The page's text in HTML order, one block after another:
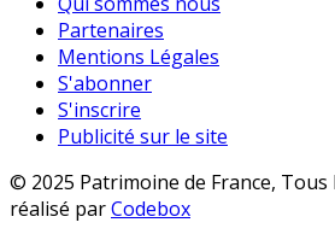
Partenaires
Mentions Légales
S'abonner
S'inscrire
Publicité sur le site
© 2025 Patrimoine de France, Tous
réalisé parCodebox